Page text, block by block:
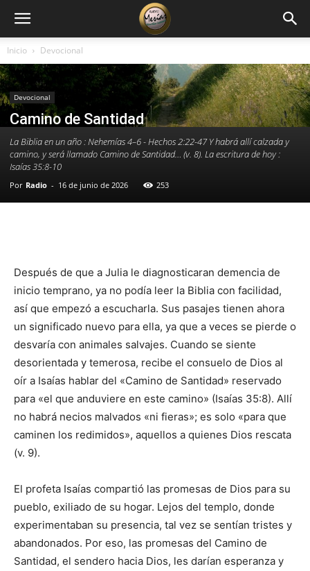
Inicio Devocional
Devocional
Camino de Santidad
La Biblia en un año : Nehemías 4–6 - Hechos 2:22-47 Y habrá allí calzada y
camino, y será llamado Camino de Santidad… (v. 8). La escritura de hoy :
Isaías 35:8-10
Por Radio - 16 de junio de 2026 253
Después de que a Julia le diagnosticaran demencia de
inicio temprano, ya no podía leer la Biblia con facilidad,
así que empezó a escucharla. Sus pasajes tienen ahora
un significado nuevo para ella, ya que a veces se pierde o
desvaría con animales salvajes. Cuando se siente
desorientada y temerosa, recibe el consuelo de Dios al
oír a Isaías hablar del «Camino de Santidad» reservado
para «el que anduviere en este camino» (Isaías 35:8). Allí
no habrá necios malvados «ni fieras»; es solo «para que
caminen los redimidos», aquellos a quienes Dios rescata
(v. 9).
El profeta Isaías compartió las promesas de Dios para su
pueblo, exiliado de su hogar. Lejos del templo, donde
experimentaban su presencia, tal vez se sentían tristes y
abandonados. Por eso, las promesas del Camino de
Santidad, el sendero hacia Dios, les darían esperanza y